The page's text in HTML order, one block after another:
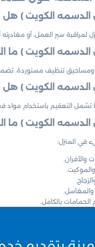
الكويت ) هل
سير العمل، أو مغادرته أثناء عملية
الكويت ) ما
تنظيف مستوردة، تضمن
الدسمه الكويت )
تشمل التعقيم باستخدام مواد
الكويت ) ما
في المنزل:
والأفران.
بالكامل.